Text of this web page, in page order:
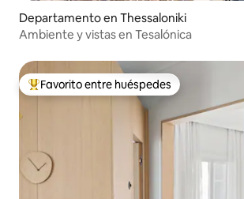
Departamento en Thessaloniki
Ambiente y vistas en Tesalónica
De los mejores en Favorito entre huéspedes
Favorito entre huéspedes